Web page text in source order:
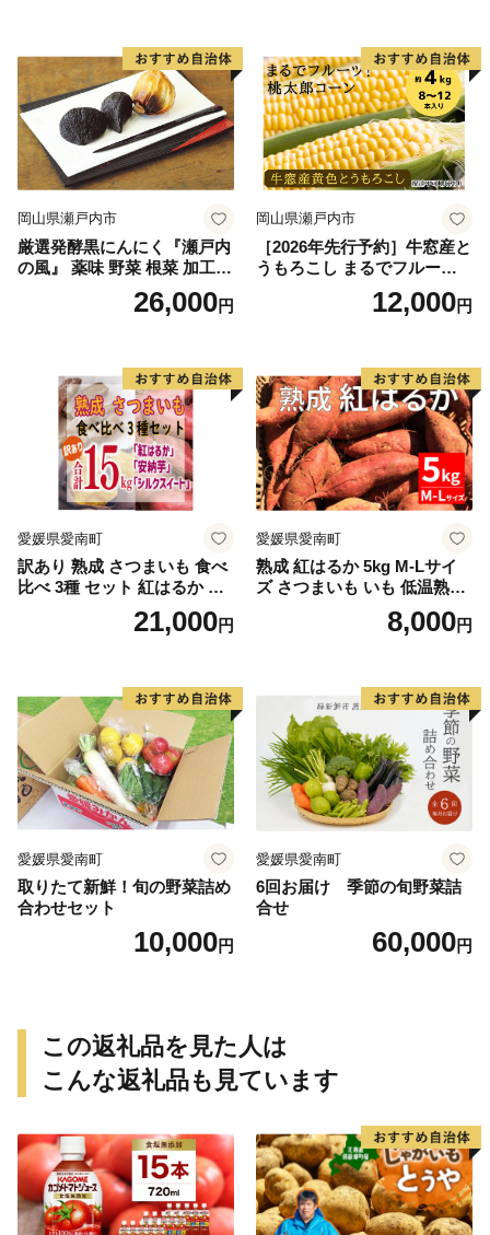
県 高鍋町産 産地直送 有機肥
料使用 高糖度 西森農園
県 高鍋町産 産地直送 有機肥
料使用 高糖度 西森農園
岡山県瀬戸内市
厳選発酵黒にんにく『瀬戸内
の風』 薬味 野菜 根菜 加工食
26,000円
岡山県瀬戸内市
［2026年先行予約］牛窓産と
うもろこし まるでフルー
ツ！最高糖度25度超え 生で
甘い、茹でて美味い！ 黄色
野菜
12,000円
愛媛県愛南町
訳あり 熟成 さつまいも 食べ
比べ 3種 セット 紅はるか 安
納芋 シルクスイート 合計 15
kg サイズ混合 サツマイモ 焼
芋 ほしいも スイートポテト
いも天 サイズミックス 甘い
ねっとり 生芋 新芋 あんのう
いも 甘藷 べにはるか スイー
ツ 国産 糖度 産地直送 農家直
送 数量限定 21000円 愛媛 愛
南 ミッチーのおみかん畑
21,000円
愛媛県愛南町
熟成 紅はるか 5kg M-Lサイ
ズ さつまいも いも 低温熟成
完全熟成収穫 甘い 糖度 焼き
芋 やきいも スイートポテト
8,000円
愛媛県愛南町
取りたて新鮮！旬の野菜詰め
合わせセット
10,000円
愛媛県愛南町
6回お届け 季節の旬野菜詰
合せ
60,000円
この返礼品を見た人は
こんな返礼品も見ています